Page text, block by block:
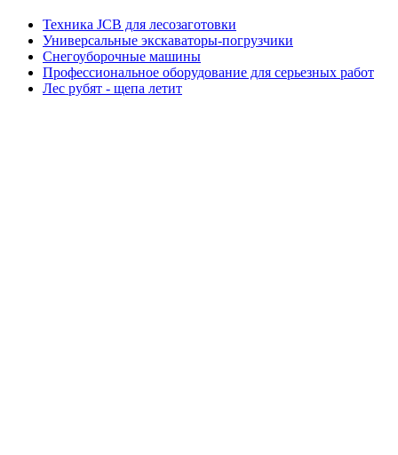
Техника JCB для лесозаготовки
Универсальные экскаваторы-погрузчики
Снегоуборочные машины
Профессиональное оборудование для серьезных работ
Лес рубят - щепа летит